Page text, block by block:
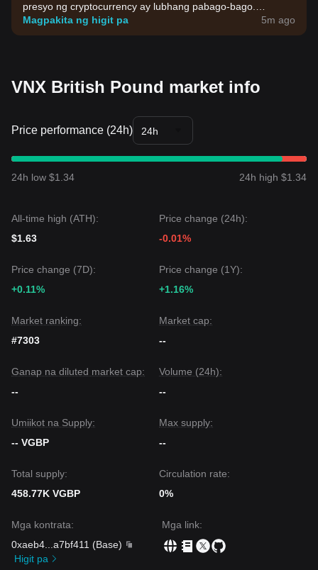
presyo ng cryptocurrency ay lubhang pabago-bago.
Mangyaring gumawa ng mga desisyon sa pamumuhunan
batay sa iyong sariling pagpapaubaya sa panganib.
Magpakita ng higit pa 5m ago
VNX British Pound market info
Price performance (24h) 24h
24h low $1.34 24h high $1.34
All-time high (ATH):
$1.63
Price change (24h):
-0.01%
Price change (7D):
+0.11%
Price change (1Y):
+1.16%
Market ranking:
#7303
Market cap:
--
Ganap na diluted market cap:
--
Volume (24h):
--
Umiikot na Supply:
-- VGBP
Max supply:
--
Total supply:
458.77K VGBP
Circulation rate:
0%
Mga kontrata:
0xaeb4
a7bf411 (Base)
Higit pa
Mga link: